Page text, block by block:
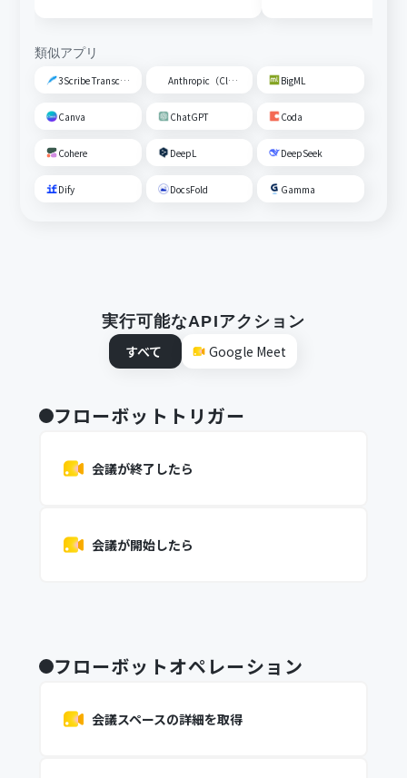
類似アプリ
3Scribe Transcription Anthropic（Claude） BigML
Canva ChatGPT Coda
Cohere DeepL DeepSeek
Dify DocsFold Gamma
実行可能なAPIアクション
すべて
Google Meet
フローボットトリガー
会議が終了したら
会議が開始したら
フローボットオペレーション
会議スペースの詳細を取得